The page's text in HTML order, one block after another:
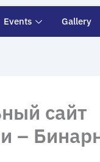
Events Gallery
сайт
–